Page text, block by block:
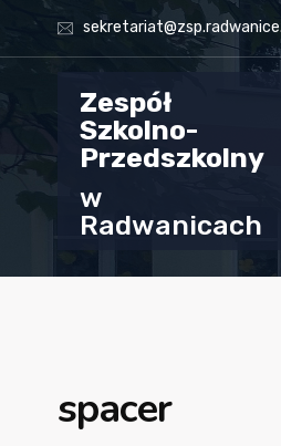
Zespół
Szkolno-
Przedszkolny
w
Radwanicach
spacer